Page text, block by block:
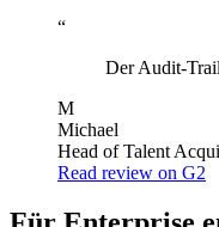
“
Der Audit-
M
Michael
Head of Talent
Read review on G2